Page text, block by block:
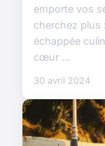
emporte vos
cherchez plus
échappée
cœur ...
30 avril 2024